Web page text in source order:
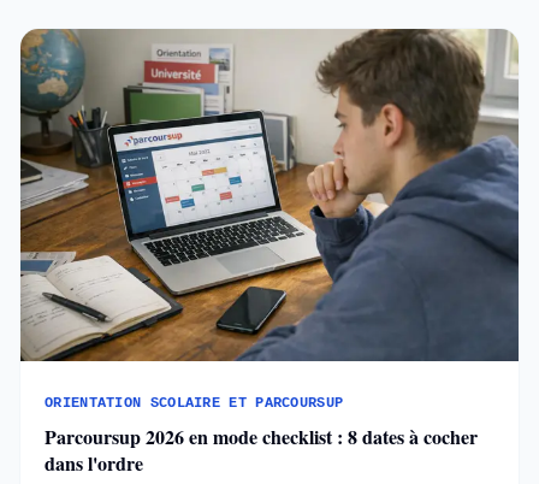
ORIENTATION SCOLAIRE ET PARCOURSUP
Parcoursup 2026 en mode checklist : 8 dates à cocher
dans l'ordre